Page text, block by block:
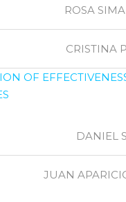
ROSA
CRISTINA
OF
DANIEL
JUAN